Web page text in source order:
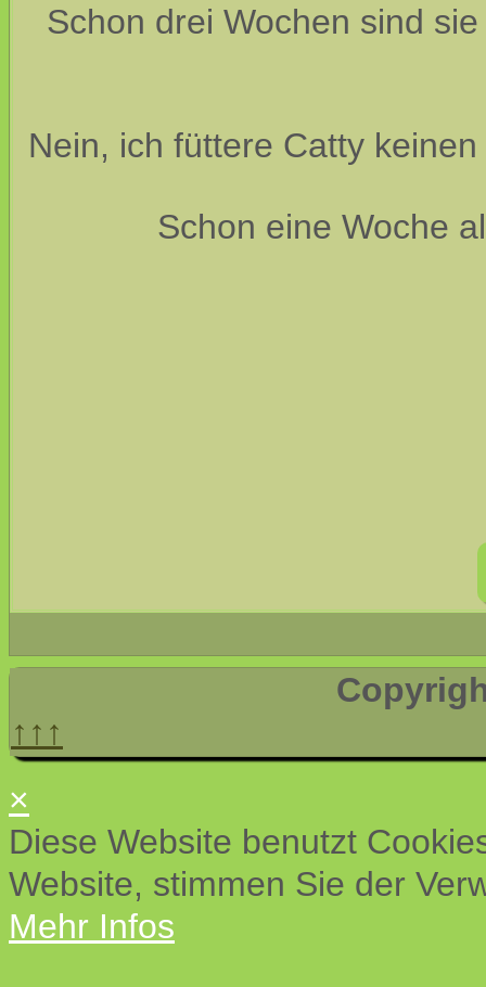
Schon drei Wochen sind
Nein, ich füttere Catty
Schon eine Woche
↑↑↑
×
Diese Website benutzt
Website, stimmen Sie der
Mehr Infos